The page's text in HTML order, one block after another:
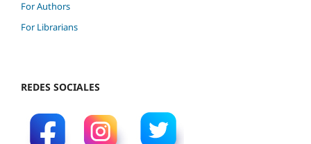
For Authors
For Librarians
REDES SOCIALES